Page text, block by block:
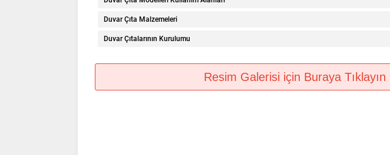
Duvar Çıta Malzemeleri
Duvar Çıtalarının Kurulumu
Resim Galerisi için Buraya Tıklayın